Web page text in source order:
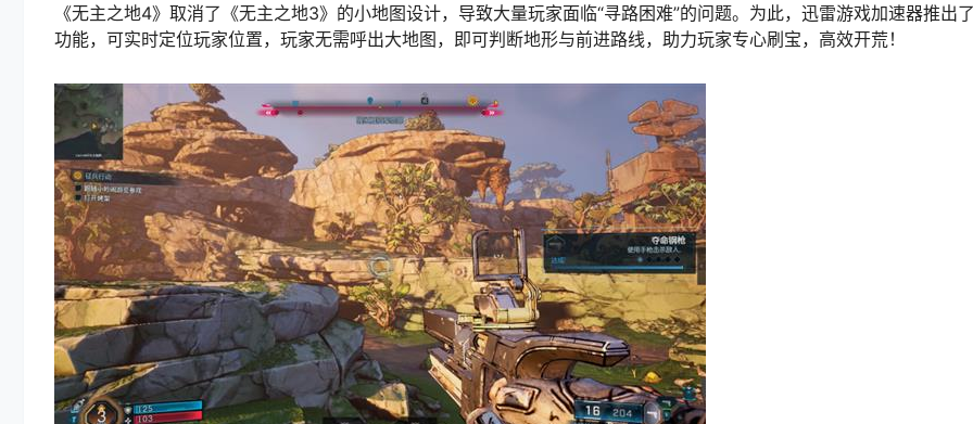
《无主之地4》取消了《无主之地3》的小地图设计，导致大量玩家面临“寻路困难”的问题。为此，迅雷游戏加速器推出
功能，可实时定位玩家位置，玩家无需呼出大地图，即可判断地形与前进路线，助力玩家专心刷宝，高效开荒！